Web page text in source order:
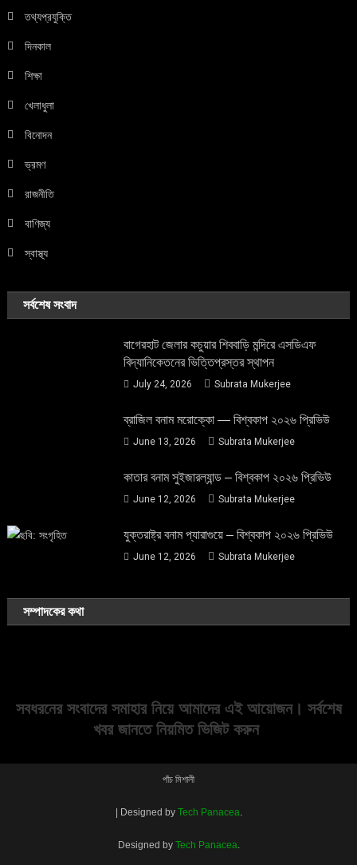
তথ্যপ্রযুক্তি
দিনকাল
শিক্ষা
খেলাধুলা
বিনোদন
ভ্রমণ
রাজনীতি
বাণিজ্য
স্বাস্থ্য
সর্বশেষ সংবাদ
বাগেরহাট জেলার কচুয়ার শিববাড়ি মন্দিরে এসডিএফ
বিদ্যানিকেতনের ভিত্তিপ্রস্তর স্থাপন
July 24, 2026 Subrata Mukerjee
ব্রাজিল বনাম মরোক্কো — বিশ্বকাপ ২০২৬ প্রিভিউ
June 13, 2026 Subrata Mukerjee
কাতার বনাম সুইজারল্যান্ড – বিশ্বকাপ ২০২৬ প্রিভিউ
June 12, 2026 Subrata Mukerjee
যুক্তরাষ্ট্র বনাম প্যারাগুয়ে – বিশ্বকাপ ২০২৬ প্রিভিউ
June 12, 2026 Subrata Mukerjee
সম্পাদকের কথা
সবধরনের সংবাদের সমাহার নিয়ে আমাদের এই আয়োজন। সর্বশেষ
খবর জানতে নিয়মিত ভিজিট করুন
পাঁচ মিশালী
Designed by Tech Panacea.
Designed by Tech Panacea.